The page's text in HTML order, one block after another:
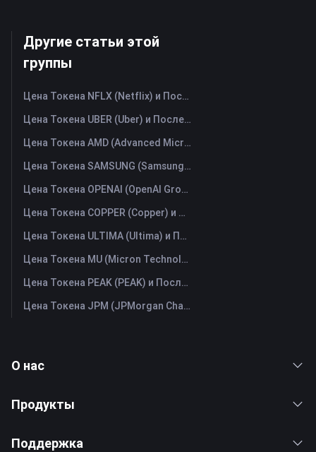
Другие статьи этой
группы
Цена Токена NFLX (Netflix) и Последний График в Реальном Времени
Цена Токена UBER (Uber) и Последний График в Реальном Времени
Цена Токена AMD (Advanced Micro Devices) и Последний График в Реальном Времени
Цена Токена SAMSUNG (Samsung Electronics Co., Ltd) и Последний График в Реальном Времени
Цена Токена OPENAI (OpenAI Group PBC) и Последний График в Реальном Времени
Цена Токена COPPER (Copper) и Последний График в Реальном Времени
Цена Токена ULTIMA (Ultima) и Последний График в Реальном Времени
Цена Токена MU (Micron Technology) и Последний График в Реальном Времени
Цена Токена PEAK (PEAK) и Последний График в Реальном Времени
Цена Токена JPM (JPMorgan Chase) и Последний График в Реальном Времени
О нас
Продукты
Поддержка